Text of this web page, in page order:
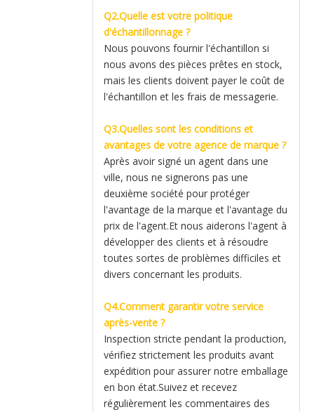
Q2.Quelle est votre politique
d'échantillonnage ?
Nous pouvons fournir l'échantillon si
nous avons des pièces prêtes en stock,
mais les clients doivent payer le coût de
l'échantillon et les frais de messagerie.
Q3.Quelles sont les conditions et
avantages de votre agence de marque ?
Après avoir signé un agent dans une
ville, nous ne signerons pas une
deuxième société pour protéger
l'avantage de la marque et l'avantage du
prix de l'agent.Et nous aiderons l'agent à
développer des clients et à résoudre
toutes sortes de problèmes difficiles et
divers concernant les produits.
Q4.Comment garantir votre service
après-vente ?
Inspection stricte pendant la production,
vérifiez strictement les produits avant
expédition pour assurer notre emballage
en bon état.Suivez et recevez
régulièrement les commentaires des